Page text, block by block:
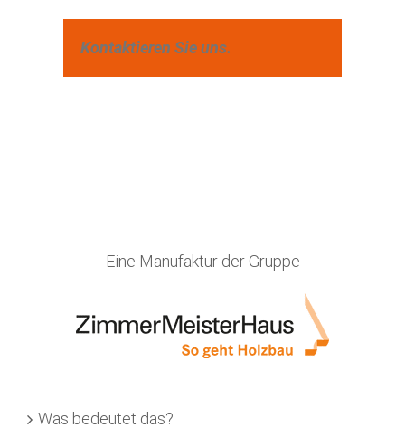
Kontaktieren Sie uns.
Eine Manufaktur der Gruppe
Was bedeutet das?